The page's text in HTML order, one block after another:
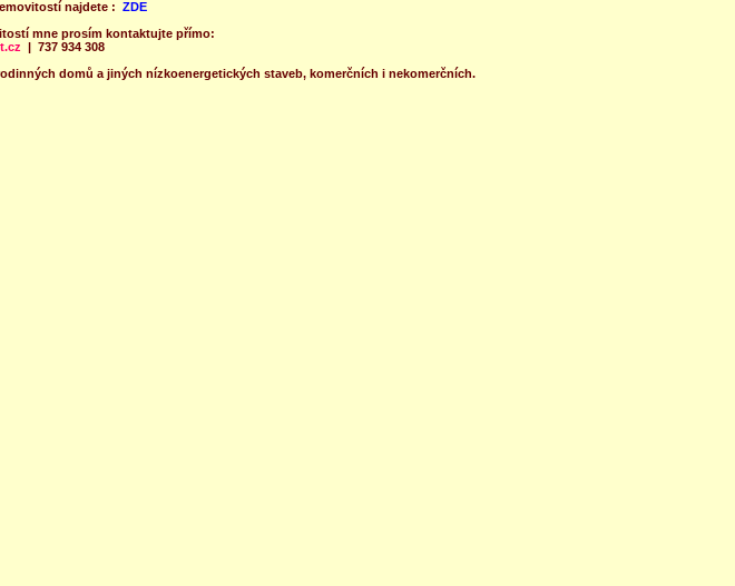
najdete : ZDE
mne prosím kontaktujte přímo:
| 737 934 308
domů a jiných nízkoenergetických staveb, komerčních i nekomerčních.